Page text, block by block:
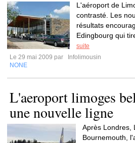
L'aéroport de
contrasté. Les
résultats
Edingbourg qui
suite
Le 29 mai 2009 par
Infolimousin
NONE
L'aeroport limoges
une nouvelle ligne
Après Londres,
Bournemouth,